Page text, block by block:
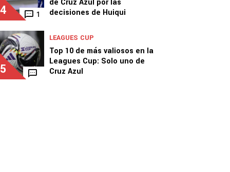
4 1
de Cruz Azul por las
decisiones de Huiqui
5
LEAGUES CUP
Top 10 de más valiosos en la
Leagues Cup: Solo uno de
Cruz Azul